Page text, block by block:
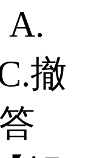
A.
撤